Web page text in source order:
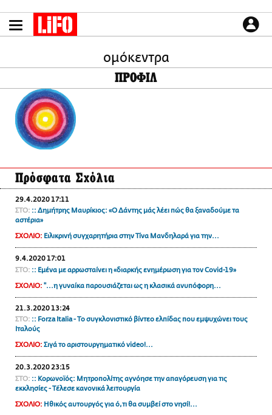
το
περιεχόμενο
LIFO SHOP
NEWSLETTER
ΜΙΚΡΟΠΡΑΓΜΑΤΑ
THE GOOD LIFO
LIFOLAND
CITY GUIDE
ΑΜΠΑ
PRINT
CULTURE
ΤΡΟΠΟΣ ΖΩΗΣ
PODCASTS
Plus
ομόκεντρα
ΠΡΟΦΙΛ
Πρόσφατα Σχόλια
29.4.2020 17:11
ΣΤΟ: :: Δημήτρης Μαυρίκιος: «Ο Δάντης μάς λέει πώς θα ξαναδούμε τα
αστέρια»
ΣΧΟΛΙΟ: Ειλικρινή συγχαρητήρια στην Τίνα Μανδηλαρά για την...
9.4.2020 17:01
ΣΤΟ: :: Εμένα με αρρωσταίνει η «διαρκής ενημέρωση για τον Covid-19»
ΣΧΟΛΙΟ: "...η γυναίκα παρουσιάζεται ως η κλασικά ανυπόφορη...
21.3.2020 13:24
ΣΤΟ: :: Forza Italia - Το συγκλονιστικό βίντεο ελπίδας που εμψυχώνει τους
Ιταλούς
ΣΧΟΛΙΟ: Σιγά το αριστουργηματικό video!...
20.3.2020 23:15
ΣΤΟ: :: Κορωνοϊός: Μητροπολίτης αγνόησε την απαγόρευση για τις
εκκλησίες - Τέλεσε κανονικά λειτουργία
ΣΧΟΛΙΟ: Ηθικός αυτουργός για ό,τι θα συμβεί στο νησί!...